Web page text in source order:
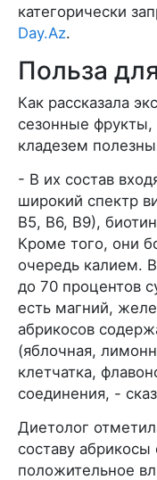
категорически
Day.Az.
Польза
Как рассказала
сезонные
кладезем
- В их состав
широкий спектр
В5, В6, В9),
Кроме того, они
очередь калием.
до 70 процентов
есть магний,
абрикосов
(яблочная,
клетчатка,
соединения, -
Диетолог
составу
положительное